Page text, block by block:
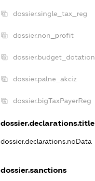
dossier.single_tax_reg
dossier.non_profit
dossier.budget_dotation
dossier.palne_akciz
dossier.bigTaxPayerReg
dossier.declarations.title
dossier.declarations.noData
dossier.sanctions